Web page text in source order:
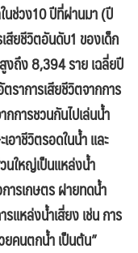
นช่วง10 ปีที่ผ่านมา (ปี
สียชีวิตอันดับ1 ของเด็ก
งถึง 8,394 ราย เฉลี่ยปี
ราการเสียชีวิตจากการ
การชวนกันไปเล่นน้ำ
อาชีวิตรอดในน้ำ และ
นใหญ่เป็นแหล่งน้ำ
ารเกษตร ฝายทดน้ำ
แหล่งน้ำเสี่ยง เช่น การ
คนตกน้ำ เป็นต้น”